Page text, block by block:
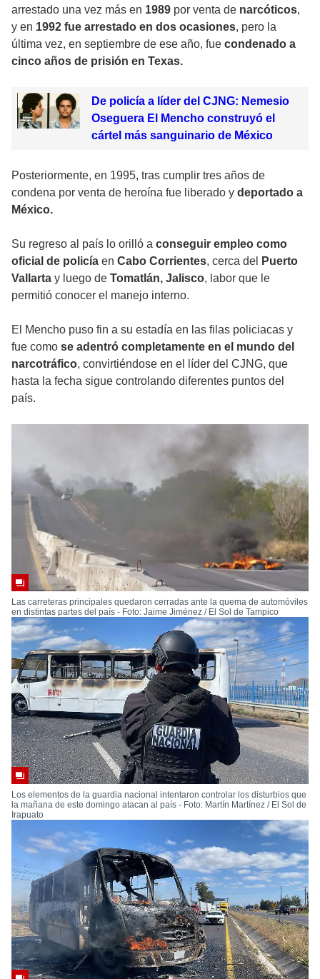
arrestado una vez más en 1989 por venta de narcóticos,
y en 1992 fue arrestado en dos ocasiones, pero la
última vez, en septiembre de ese año, fue condenado a
cinco años de prisión en Texas.
De policía a líder del CJNG: Nemesio
Oseguera El Mencho construyó el
cártel más sanguinario de México
Posteriormente, en 1995, tras cumplir tres años de
condena por venta de heroína fue liberado y deportado a
México.
Su regreso al país lo orilló a conseguir empleo como
oficial de policía en Cabo Corrientes, cerca del
Puerto
Vallarta y luego de Tomatlán, Jalisco, labor que le
permitió conocer el manejo interno.
El Mencho puso fin a su estadía en las filas policiacas y
fue como se adentró completamente en el mundo del
narcotráfico, convirtiéndose en el líder del CJNG, que
hasta la fecha sigue controlando diferentes puntos del
país.
Las carreteras principales quedaron cerradas ante la quema de automóviles
en distintas partes del país - Foto: Jaime Jiménez / El Sol de Tampico
Los elementos de la guardia nacional intentaron controlar los disturbios que
la mañana de este domingo atacan al país - Foto: Martín Martínez / El Sol de
Irapuato